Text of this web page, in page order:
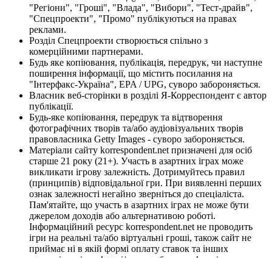
"Регіони", "Гроші", "Влада", "Вибори", "Тест-драйв",
"Спецпроекти", "Промо" публікуються на правах
реклами.
Розділ Спецпроекти створюється спільно з
комерційними партнерами.
Будь яке копіювання, публікація, передрук, чи наступне
поширення інформації, що містить посилання на
"Інтерфакс-Україна", EPA / UPG, суворо забороняється.
Власник веб-сторінки в розділі Я-Корреспондент є автор
публікації.
Будь-яке копіювання, передрук та відтворення
фотографічних творів та/або аудіовізуальних творів
правовласника Getty Images - суворо забороняється.
Матеріали сайту korrespondent.net призначені для осіб
старше 21 року (21+). Участь в азартних іграх може
викликати ігрову залежність. Дотримуйтесь правил
(принципів) відповідальної гри. При виявленні перших
ознак залежності негайно зверніться до спеціаліста.
Пам'ятайте, що участь в азартних іграх не може бути
джерелом доходів або альтернативою роботі.
Інформаційний ресурс korrespondent.net не проводить
ігри на реальні та/або віртуальні гроші, також сайт не
приймає ні в якій формі оплату ставок та інших